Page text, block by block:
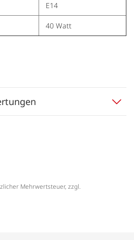
E14
40 Watt
Mehrwertsteuer, zzgl.